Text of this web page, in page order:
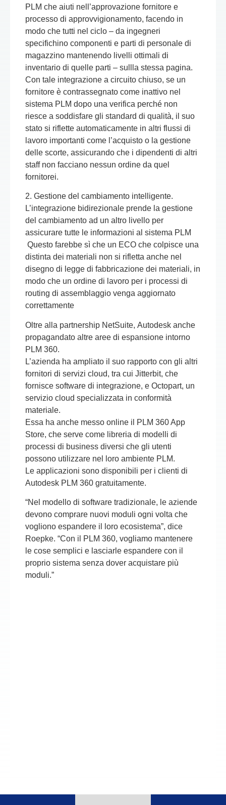
PLM che aiuti nell’approvazione fornitore e
processo di approvvigionamento, facendo in
modo che tutti nel ciclo – da ingegneri
specifichino componenti e parti di personale di
magazzino mantenendo livelli ottimali di
inventario di quelle parti – sullla stessa pagina.
Con tale integrazione a circuito chiuso, se un
fornitore è contrassegnato come inattivo nel
sistema PLM dopo una verifica perché non
riesce a soddisfare gli standard di qualità, il suo
stato si riflette automaticamente in altri flussi di
lavoro importanti come l’acquisto o la gestione
delle scorte, assicurando che i dipendenti di altri
staff non facciano nessun ordine da quel
fornitorei.
2. Gestione del cambiamento intelligente.
L’integrazione bidirezionale prende la gestione
del cambiamento ad un altro livello per
assicurare tutte le informazioni al sistema PLM
Questo farebbe sì che un ECO che colpisce una
distinta dei materiali non si rifletta anche nel
disegno di legge di fabbricazione dei materiali, in
modo che un ordine di lavoro per i processi di
routing di assemblaggio venga aggiornato
correttamente
Oltre alla partnership NetSuite, Autodesk anche
propagandato altre aree di espansione intorno
PLM 360.
L’azienda ha ampliato il suo rapporto con gli altri
fornitori di servizi cloud, tra cui Jitterbit, che
fornisce software di integrazione, e Octopart, un
servizio cloud specializzata in conformità
materiale.
Essa ha anche messo online il
PLM 360 App
Store, che serve come libreria di modelli di
processi di business diversi che gli utenti
possono utilizzare nel loro ambiente PLM.
Le applicazioni sono disponibili per i clienti di
Autodesk PLM 360 gratuitamente.
“Nel modello di software tradizionale, le aziende
devono comprare nuovi moduli ogni volta che
vogliono espandere il loro ecosistema”, dice
Roepke. “Con il
PLM 360, vogliamo mantenere
le cose semplici e lasciarle espandere con il
proprio sistema senza dover acquistare più
moduli.”